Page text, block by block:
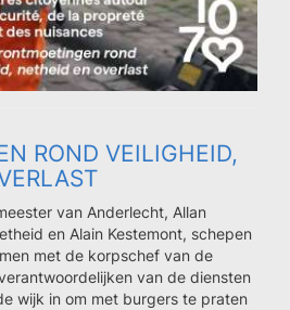
ROND VEILIGHEID,
van Anderlecht, Allan
en Alain Kestemont, schepen
met de korpschef van de
van de diensten
wijk in om met burgers te praten